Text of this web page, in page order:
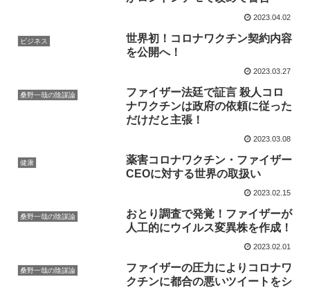
2023.04.02
ビジネス
世界初！コロナワクチン契約内容
を公開へ！
2023.03.27
桑野一哉の陰謀論
ファイザー法廷で証言 殺人コロ
ナワクチンは政府の依頼に従った
だけだと主張！
2023.03.08
健康
薬害コロナワクチン・ファイザー
CEOに対する世界の取扱い
2023.02.15
桑野一哉の陰謀論
おとり調査で発覚！ファイザーが
人工的にウイルス変異株を作成！
2023.02.01
桑野一哉の陰謀論
ファイザーの圧力によりコロナワ
クチンに都合の悪いツイートをシ